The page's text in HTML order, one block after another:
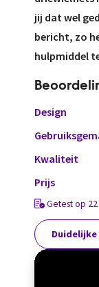
jij dat wel
bericht, zo
hulpmiddel
Design
Kwaliteit
Prijs
Getest op